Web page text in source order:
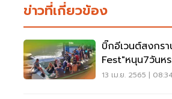
ข่าวที่เกี่ยวข้อง
บิ๊กอีเวนต์สงกร
Fest"หนุน7วันห
ระนอง"สดชื่น"
13 เม.ย. 2565 |